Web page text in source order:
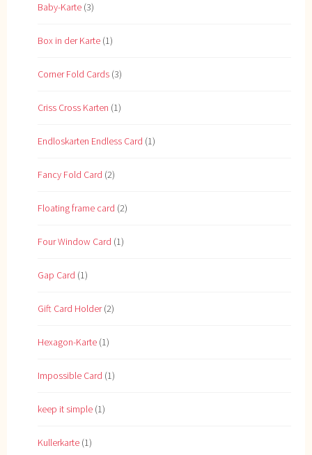
Baby-Karte (3)
Box in der Karte (1)
Corner Fold Cards (3)
Criss Cross Karten (1)
Endloskarten Endless Card (1)
Fancy Fold Card (2)
Floating frame card (2)
Four Window Card (1)
Gap Card (1)
Gift Card Holder(2)
Hexagon-Karte (1)
Impossible Card (1)
keep it simple (1)
Kullerkarte (1)